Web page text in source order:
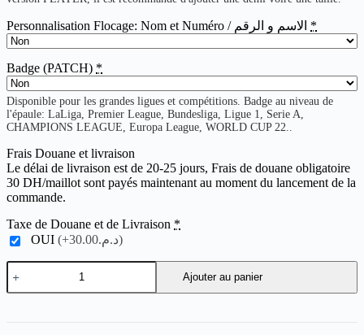
Personnalisation Flocage: Nom et Numéro / الاسم و الرقم *
Badge (PATCH) *
Disponible pour les grandes ligues et compétitions. Badge au niveau de
l'épaule: LaLiga, Premier League, Bundesliga, Ligue 1, Serie A,
CHAMPIONS LEAGUE, Europa League, WORLD CUP 22..
Frais Douane et livraison
Le délai de livraison est de 20-25 jours, Frais de douane obligatoire
30 DH/maillot sont payés maintenant au moment du lancement de la
commande.
Taxe de Douane et de Livraison *
OUI
(+د.م.30.00)
quantité
de
Arsenal
05-
Ajouter au panier